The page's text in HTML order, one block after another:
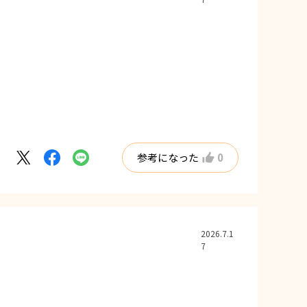
参考になった 0
2026.7.1
7